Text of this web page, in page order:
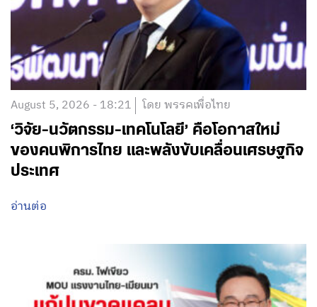
August 5, 2026 - 18:21 โดย พรรคเพื่อไทย
‘วิจัย-นวัตกรรม-เทคโนโลยี’ คือโอกาสใหม่
ของคนพิการไทย และพลังขับเคลื่อนเศรษฐกิจ
ประเทศ
อ่านต่อ